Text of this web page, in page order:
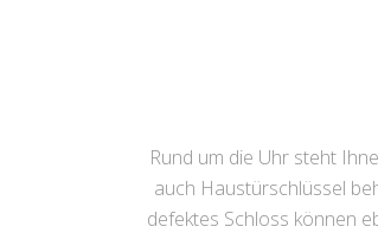
Rund um die Uhr steht
auch Haustürschlüssel
defektes Schloss können